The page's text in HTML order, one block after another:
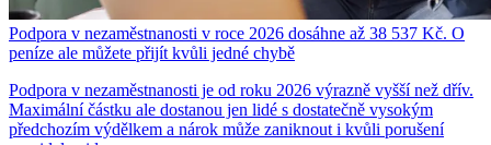
Podpora v nezaměstnanosti v roce 2026 dosáhne až 38 537 Kč. O
peníze ale můžete přijít kvůli jedné chybě
Podpora v nezaměstnanosti je od roku 2026 výrazně vyšší než dřív.
Maximální částku ale dostanou jen lidé s dostatečně vysokým
předchozím výdělkem a nárok může zaniknout i kvůli porušení